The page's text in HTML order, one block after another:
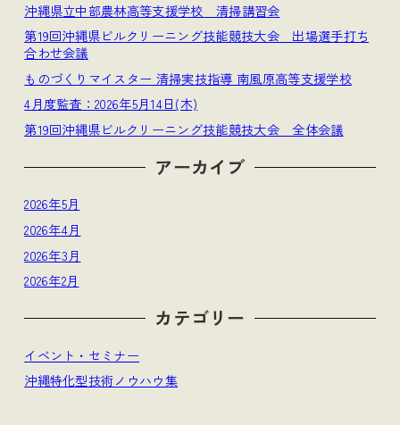
沖縄県立中部農林高等支援学校 清掃講習会
第19回沖縄県ビルクリーニング技能競技大会 出場選手打ち
合わせ会議
ものづくりマイスター 清掃実技指導 南風原高等支援学校
4月度監査：2026年5月14日(木)
第19回沖縄県ビルクリーニング技能競技大会 全体会議
アーカイブ
2026年5月
2026年4月
2026年3月
2026年2月
カテゴリー
イベント・セミナー
沖縄特化型技術ノウハウ集